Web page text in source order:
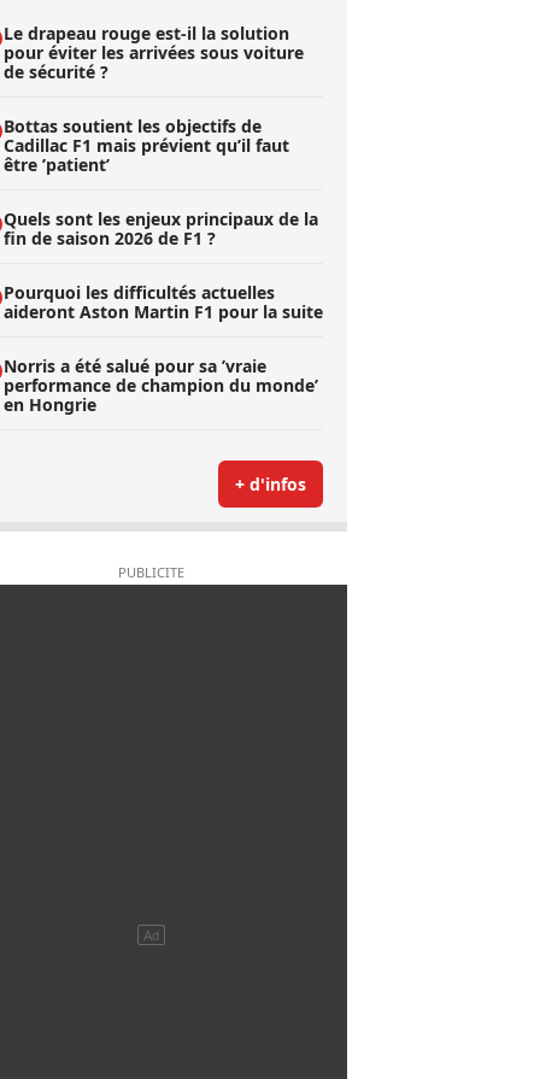
Le drapeau rouge est-il la solution
pour éviter les arrivées sous voiture
de sécurité ?
Bottas soutient les objectifs de
Cadillac F1 mais prévient qu’il faut
être ’patient’
Quels sont les enjeux principaux de la
fin de saison 2026 de F1 ?
Pourquoi les difficultés actuelles
aideront Aston Martin F1 pour la suite
Norris a été salué pour sa ’vraie
performance de champion du monde’
en Hongrie
+ d'infos